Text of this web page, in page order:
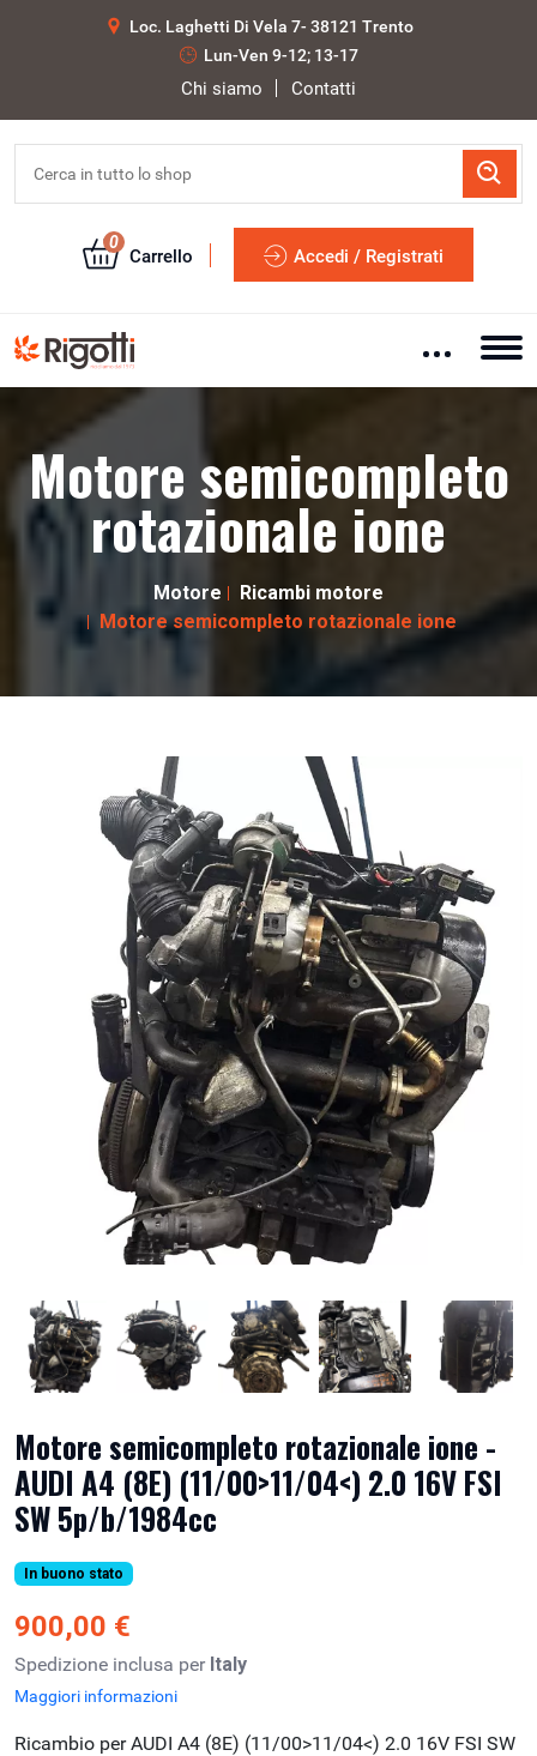
Loc. Laghetti Di Vela 7- 38121 Trento
Lun-Ven 9-12; 13-17
Chi siamo Contatti
0
Carrello Accedi / Registrati
Motore semicompleto
rotazionale ione
Motore
Ricambi motore
Motore semicompleto rotazionale ione
Motore semicompleto rotazionale ione -
AUDI A4 (8E) (11/00>11/04<) 2.0 16V FSI
SW 5p/b/1984cc
In buono stato
900,00 €
Spedizione inclusa per Italy
Maggiori informazioni
Ricambio per AUDI A4 (8E) (11/00>11/04<) 2.0 16V FSI SW